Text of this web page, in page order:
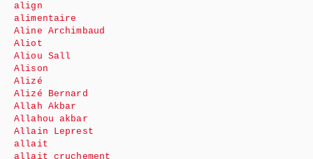
align
alimentaire
Aline Archimbaud
Aliot
Aliou Sall
Alison
Alizé
Alizé Bernard
Allah Akbar
Allahou akbar
Allain Leprest
allait
allait cruchement